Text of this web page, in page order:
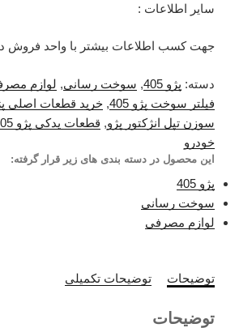
سایر اطلاعات :
جهت کسب اطلاعات بیشتر با واحد فروش
دسته: پژو 405 , سوخت رسانی, لوازم
فیلتر سوخت پژو 405
, خرید قطعات اصلی پژو
سوزن تپل انژکتور پژو, قطعات یدکی پژو 405
خودرو
این محصول در دسته بندی های زیر قرار گرفته:
پژو 405
سوخت رسانی
لوازم مصرفی
توضیحات توضیحات تکمیلی
توضیحات